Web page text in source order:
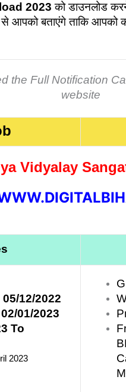
2023 को डाउनलोड
से आपको बताएंगे ताकि
the Full Notification
website
Vidyalay
05/12/2022
02/01/2023
To
2023